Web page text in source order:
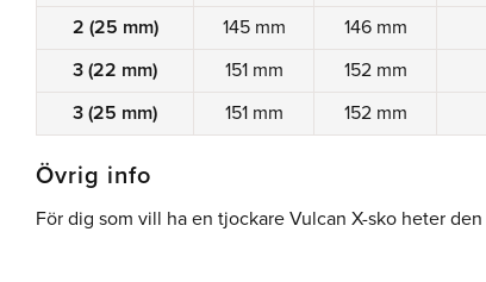
2 (25 mm)
145 mm 146 mm
3 (22 mm)
151 mm 152 mm
3 (25 mm)
151 mm 152 mm
Övrig info
För dig som vill ha en tjockare Vulcan X-sko heter den